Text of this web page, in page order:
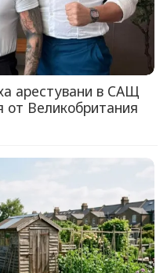
арестувани в САЩ
от Великобритания